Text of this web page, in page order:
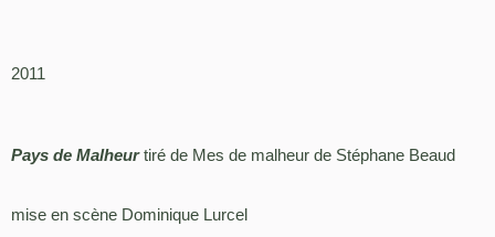
2011
Pays de Malheurtiré de Mes de malheur de Stéphane Beaud
mise en scène Dominique Lurcel